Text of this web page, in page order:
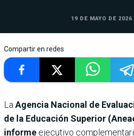
19 DE MAYO DE
Compartir en redes
La Agencia Nacional de
de la Educación Superior
informe ejecutivo